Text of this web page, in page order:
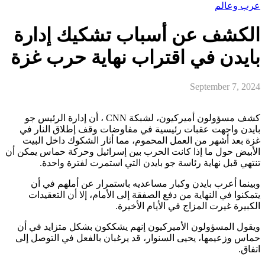
عرب وعالم
الكشف عن أسباب تشكيك إدارة
بايدن في اقتراب نهاية حرب غزة
September 7, 2024
كشف مسؤولون أميركيون، لشبكة CNN ، أن إدارة الرئيس جو
بايدن واجهت عقبات رئيسية في مفاوضات وقف إطلاق النار في
غزة بعد أشهر من العمل المحموم، مما أثار الشكوك داخل البيت
الأبيض حول ما إذا كانت الحرب بين إسرائيل وحركة حماس يمكن أن
تنتهي قبل نهاية رئاسة جو بايدن التي استمرت لفترة واحدة.
وبينما أعرب بايدن وكبار مساعديه باستمرار عن أملهم في أن
يتمكنوا في النهاية من دفع الصفقة إلى الأمام، إلا أن التعقيدات
الكبيرة غيرت المزاج في الأيام الأخيرة.
ويقول المسؤولون الأميركيون إنهم يشككون بشكل متزايد في أن
حماس وزعيمها، يحيى السنوار، قد يرغبان بالفعل في التوصل إلى
اتفاق.